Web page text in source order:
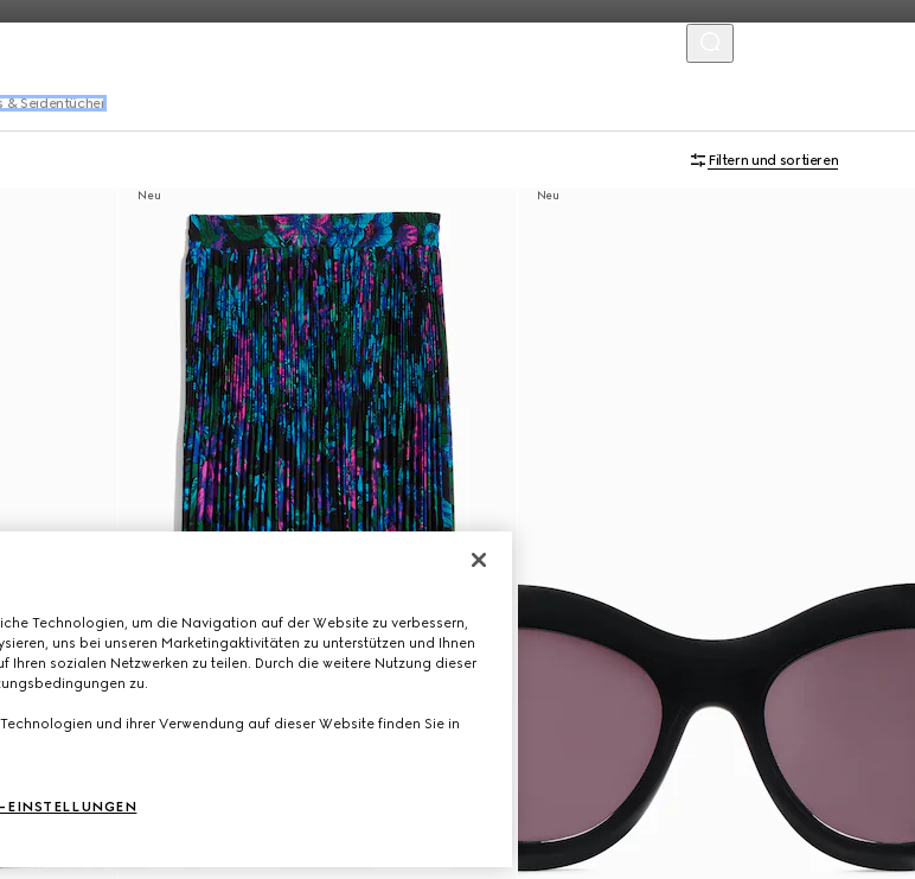
& Seidentücher
Filtern und sortieren
Neu Neu
Technologien, um die Navigation auf der Website zu verbessern,
uns bei unseren Marketingaktivitäten zu unterstützen und Ihnen
Ihren sozialen Netzwerken zu teilen. Durch die weitere Nutzung dieser
zu.
und ihrer Verwendung auf dieser Website finden Sie in
EINSTELLUNGEN